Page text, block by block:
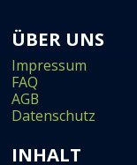
ÜBER UNS
Impressum
FAQ
AGB
Datenschutz
INHALT